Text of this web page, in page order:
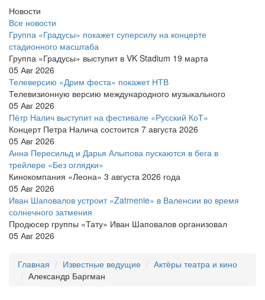
Новости
Все новости
Группа «Градусы» покажет суперсилу на концерте
стадионного масштаба
Группа «Градусы» выступит в VK Stadium 19 марта
05 Авг 2026
Телеверсию «Дрим феста» покажет НТВ
Телевизионную версию международного музыкального
05 Авг 2026
Пётр Налич выступит на фестивале «Русский КоТ»
Концерт Петра Налича состоится 7 августа 2026
05 Авг 2026
Анна Пересильд и Дарья Алыпова пускаются в бега в
трейлере «Без оглядки»
Кинокомпания «Леона» 3 августа 2026 года
05 Авг 2026
Иван Шаповалов устроит «Zatmenie» в Валенсии во время
солнечного затмения
Продюсер группы «Тату» Иван Шаповалов организовал
05 Авг 2026
Главная Известные ведущие
Актёры театра и кино
Александр Баргман